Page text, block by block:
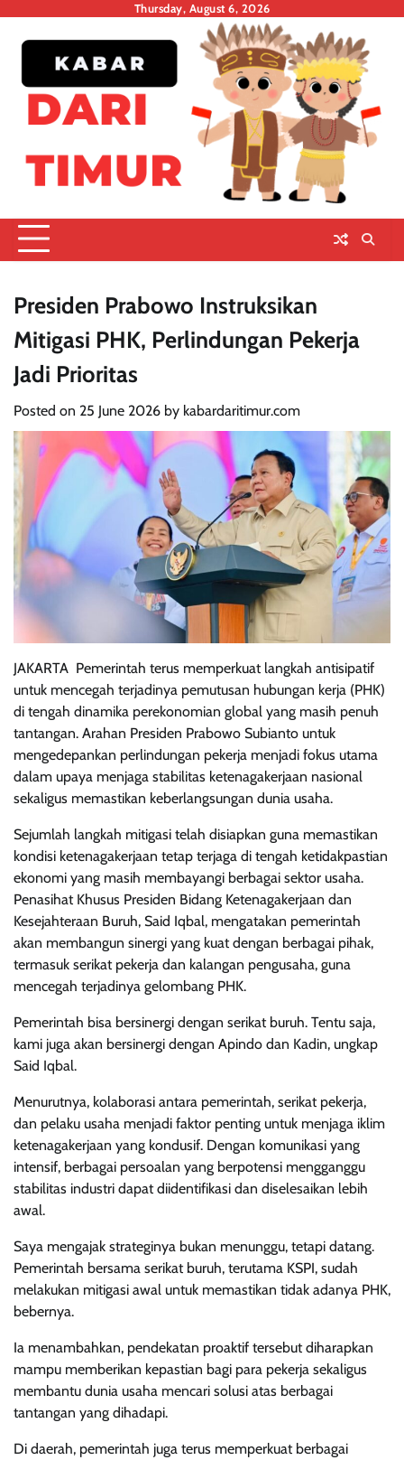
Thursday, August 6, 2026
Presiden Prabowo Instruksikan
Mitigasi PHK, Perlindungan Pekerja
Jadi Prioritas
Posted on 25 June 2026 by kabardaritimur.com
JAKARTA  Pemerintah terus memperkuat langkah antisipatif
untuk mencegah terjadinya pemutusan hubungan kerja (PHK)
di tengah dinamika perekonomian global yang masih penuh
tantangan. Arahan Presiden Prabowo Subianto untuk
mengedepankan perlindungan pekerja menjadi fokus utama
dalam upaya menjaga stabilitas ketenagakerjaan nasional
sekaligus memastikan keberlangsungan dunia usaha.
Sejumlah langkah mitigasi telah disiapkan guna memastikan
kondisi ketenagakerjaan tetap terjaga di tengah ketidakpastian
ekonomi yang masih membayangi berbagai sektor usaha.
Penasihat Khusus Presiden Bidang Ketenagakerjaan dan
Kesejahteraan Buruh, Said Iqbal, mengatakan pemerintah
akan membangun sinergi yang kuat dengan berbagai pihak,
termasuk serikat pekerja dan kalangan pengusaha, guna
mencegah terjadinya gelombang PHK.
Pemerintah bisa bersinergi dengan serikat buruh. Tentu saja,
kami juga akan bersinergi dengan Apindo dan Kadin, ungkap
Said Iqbal.
Menurutnya, kolaborasi antara pemerintah, serikat pekerja,
dan pelaku usaha menjadi faktor penting untuk menjaga iklim
ketenagakerjaan yang kondusif. Dengan komunikasi yang
intensif, berbagai persoalan yang berpotensi mengganggu
stabilitas industri dapat diidentifikasi dan diselesaikan lebih
awal.
Saya mengajak strateginya bukan menunggu, tetapi datang.
Pemerintah bersama serikat buruh, terutama KSPI, sudah
melakukan mitigasi awal untuk memastikan tidak adanya PHK,
bebernya.
Ia menambahkan, pendekatan proaktif tersebut diharapkan
mampu memberikan kepastian bagi para pekerja sekaligus
membantu dunia usaha mencari solusi atas berbagai
tantangan yang dihadapi.
Di daerah, pemerintah juga terus memperkuat berbagai